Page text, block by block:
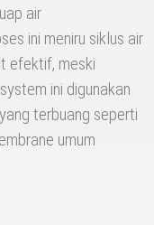
air
ini meniru siklus air
efektif, meski
ini digunakan
terbuang seperti
umum